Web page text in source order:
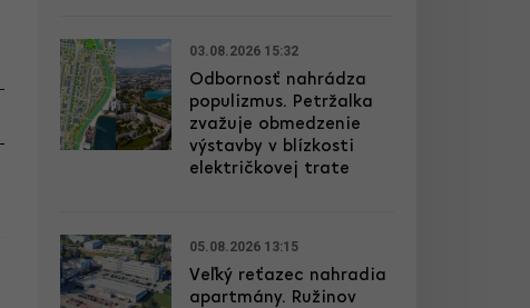
03.08.2026 15:32
Odbornosť nahrádza
populizmus. Petržalka
zvažuje obmedzenie
výstavby v blízkosti
električkovej trate
05.08.2026 13:15
Veľký reťazec nahradia
apartmány. Ružinov